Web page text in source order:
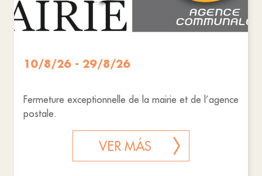
10/8/26 - 29/8/26
Fermeture exceptionnelle de la mairie et de l’agence
postale.
VER MÁS